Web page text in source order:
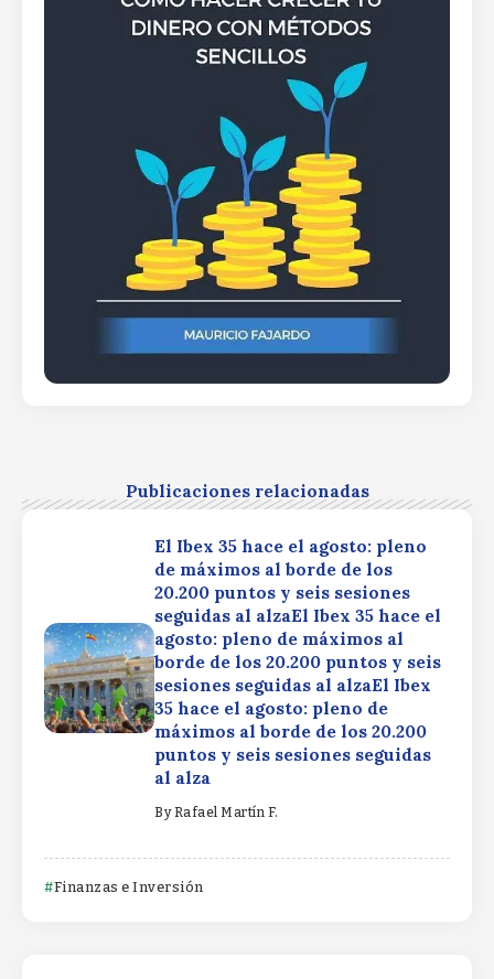
Publicaciones relacionadas
El Ibex 35 hace el agosto: pleno
de máximos al borde de los
20.200 puntos y seis sesiones
seguidas al alzaEl Ibex 35 hace el
agosto: pleno de máximos al
borde de los 20.200 puntos y seis
sesiones seguidas al alzaEl Ibex
35 hace el agosto: pleno de
máximos al borde de los 20.200
puntos y seis sesiones seguidas
al alza
By Rafael Martín F.
Finanzas e Inversión